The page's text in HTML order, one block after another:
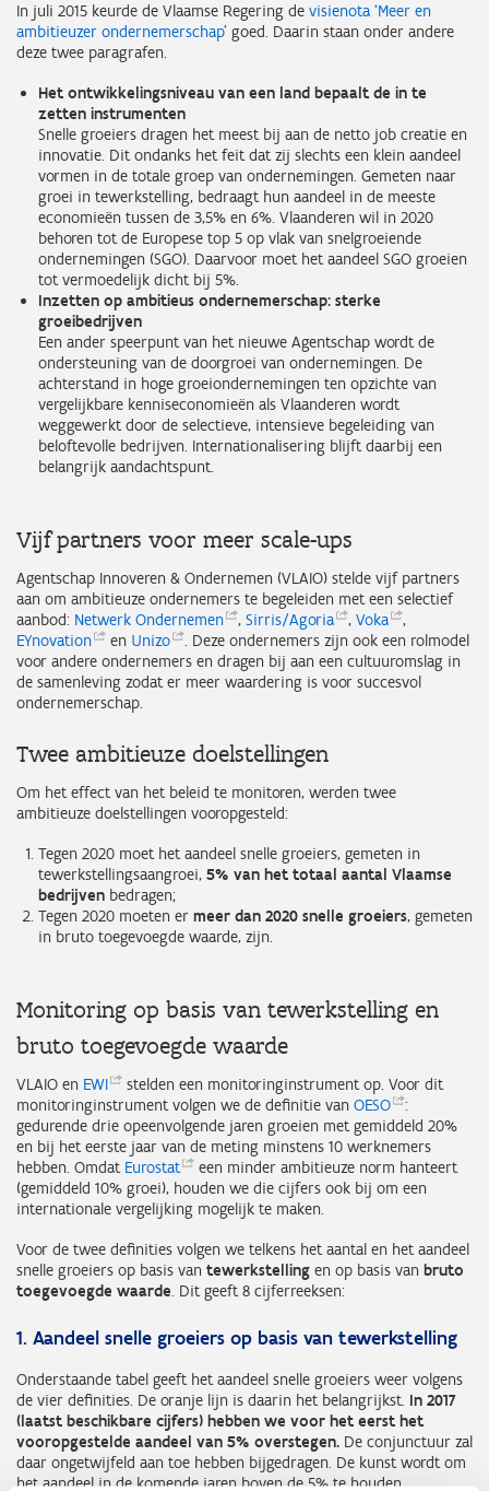
In juli 2015 keurde de Vlaamse Regering de visienota ‘Meer en
ambitieuzer ondernemerschap’ goed. Daarin staan onder andere
deze twee paragrafen.
Het ontwikkelingsniveau van een land bepaalt de in te
zetten instrumenten
Snelle groeiers dragen het meest bij aan de netto job creatie en
innovatie. Dit ondanks het feit dat zij slechts een klein aandeel
vormen in de totale groep van ondernemingen. Gemeten naar
groei in tewerkstelling, bedraagt hun aandeel in de meeste
economieën tussen de 3,5% en 6%. Vlaanderen wil in 2020
behoren tot de Europese top 5 op vlak van snelgroeiende
ondernemingen (SGO). Daarvoor moet het aandeel SGO groeien
tot vermoedelijk dicht bij 5%.
Inzetten op ambitieus ondernemerschap: sterke
groeibedrijven
Een ander speerpunt van het nieuwe Agentschap wordt de
ondersteuning van de doorgroei van ondernemingen. De
achterstand in hoge groeiondernemingen ten opzichte van
vergelijkbare kenniseconomieën als Vlaanderen wordt
weggewerkt door de selectieve, intensieve begeleiding van
beloftevolle bedrijven. Internationalisering blijft daarbij een
belangrijk aandachtspunt.
Vijf partners voor meer scale-ups
Agentschap Innoveren & Ondernemen (VLAIO) stelde vijf partners
aan om ambitieuze ondernemers te begeleiden met een selectief
aanbod: Netwerk Ondernemen , Sirris/Agoria , Voka
,
EYnovation
en Unizo
. Deze ondernemers zijn ook een rolmodel
voor andere ondernemers en dragen bij aan een cultuuromslag in
de samenleving zodat er meer waardering is voor succesvol
ondernemerschap.
Twee ambitieuze doelstellingen
Om het effect van het beleid te monitoren, werden twee
ambitieuze doelstellingen vooropgesteld:
Tegen 2020 moet het aandeel snelle groeiers, gemeten in
tewerkstellingsaangroei, 5% van het totaal aantal Vlaamse
bedrijven bedragen;
Tegen 2020 moeten er meer dan 2020 snelle groeiers, gemeten
in bruto toegevoegde waarde, zijn.
Monitoring op basis van tewerkstelling en
bruto toegevoegde waarde
VLAIO en EWI
stelden een monitoringinstrument op. Voor dit
monitoringinstrument volgen we de definitie van OESO
:
gedurende drie opeenvolgende jaren groeien met gemiddeld 20%
en bij het eerste jaar van de meting minstens 10 werknemers
hebben. Omdat Eurostat
een minder ambitieuze norm hanteert
(gemiddeld 10% groei), houden we die cijfers ook bij om een
internationale vergelijking mogelijk te maken.
Voor de twee definities volgen we telkens het aantal en het aandeel
snelle groeiers op basis van tewerkstelling en op basis van bruto
toegevoegde waarde. Dit geeft 8 cijferreeksen:
1. Aandeel snelle groeiers op basis van tewerkstelling
Onderstaande tabel geeft het aandeel snelle groeiers weer volgens
de vier definities. De oranje lijn is daarin het belangrijkst. In 2017
(laatst beschikbare cijfers) hebben we voor het eerst het
vooropgestelde aandeel van 5% overstegen. De conjunctuur zal
daar ongetwijfeld aan toe hebben bijgedragen. De kunst wordt om
het aandeel in de komende jaren boven de 5% te houden.